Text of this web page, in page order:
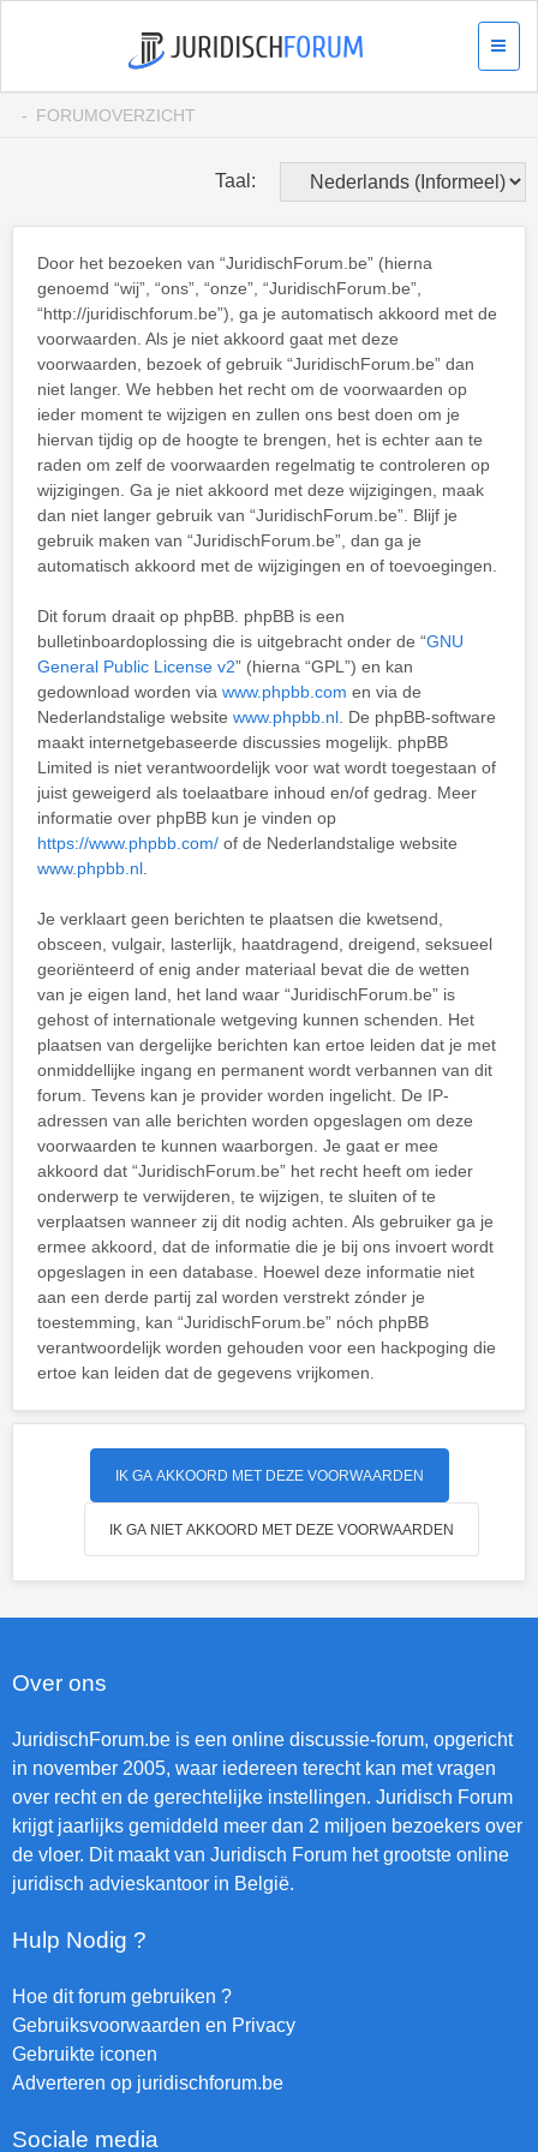
FORUMOVERZICHT
Taal:
Door het bezoeken van “JuridischForum.be” (hierna
genoemd “wij”, “ons”, “onze”, “JuridischForum.be”,
“http://juridischforum.be”), ga je automatisch akkoord met de
voorwaarden. Als je niet akkoord gaat met deze
voorwaarden, bezoek of gebruik “JuridischForum.be” dan
niet langer. We hebben het recht om de voorwaarden op
ieder moment te wijzigen en zullen ons best doen om je
hiervan tijdig op de hoogte te brengen, het is echter aan te
raden om zelf de voorwaarden regelmatig te controleren op
wijzigingen. Ga je niet akkoord met deze wijzigingen, maak
dan niet langer gebruik van “JuridischForum.be”. Blijf je
gebruik maken van “JuridischForum.be”, dan ga je
automatisch akkoord met de wijzigingen en of toevoegingen.
Dit forum draait op phpBB. phpBB is een
bulletinboardoplossing die is uitgebracht onder de “GNU
General Public License v2” (hierna “GPL”) en kan
gedownload worden via www.phpbb.com en via de
Nederlandstalige website www.phpbb.nl . De phpBB-software
maakt internetgebaseerde discussies mogelijk. phpBB
Limited is niet verantwoordelijk voor wat wordt toegestaan of
juist geweigerd als toelaatbare inhoud en/of gedrag. Meer
informatie over phpBB kun je vinden op
https://www.phpbb.com/ of de Nederlandstalige website
www.phpbb.nl
Je verklaart geen berichten te plaatsen die kwetsend,
obsceen, vulgair, lasterlijk, haatdragend, dreigend, seksueel
georiënteerd of enig ander materiaal bevat die de wetten
van je eigen land, het land waar “JuridischForum.be” is
gehost of internationale wetgeving kunnen schenden. Het
plaatsen van dergelijke berichten kan ertoe leiden dat je met
onmiddellijke ingang en permanent wordt verbannen van dit
forum. Tevens kan je provider worden ingelicht. De IP-
adressen van alle berichten worden opgeslagen om deze
voorwaarden te kunnen waarborgen. Je gaat er mee
akkoord dat “JuridischForum.be” het recht heeft om ieder
onderwerp te verwijderen, te wijzigen, te sluiten of te
verplaatsen wanneer zij dit nodig achten. Als gebruiker ga je
ermee akkoord, dat de informatie die je bij ons invoert wordt
opgeslagen in een database. Hoewel deze informatie niet
aan een derde partij zal worden verstrekt zónder je
toestemming, kan “JuridischForum.be” nóch phpBB
verantwoordelijk worden gehouden voor een hackpoging die
ertoe kan leiden dat de gegevens vrijkomen.
Over ons
JuridischForum.be is een online discussie-forum, opgericht
in november 2005, waar iedereen terecht kan met vragen
over recht en de gerechtelijke instellingen. Juridisch Forum
krijgt jaarlijks gemiddeld meer dan 2 miljoen bezoekers over
de vloer. Dit maakt van Juridisch Forum het grootste online
juridisch advieskantoor in België.
Hulp Nodig ?
Hoe dit forum gebruiken ?
Gebruiksvoorwaarden en Privacy
Gebruikte iconen
Adverteren op juridischforum.be
Sociale media